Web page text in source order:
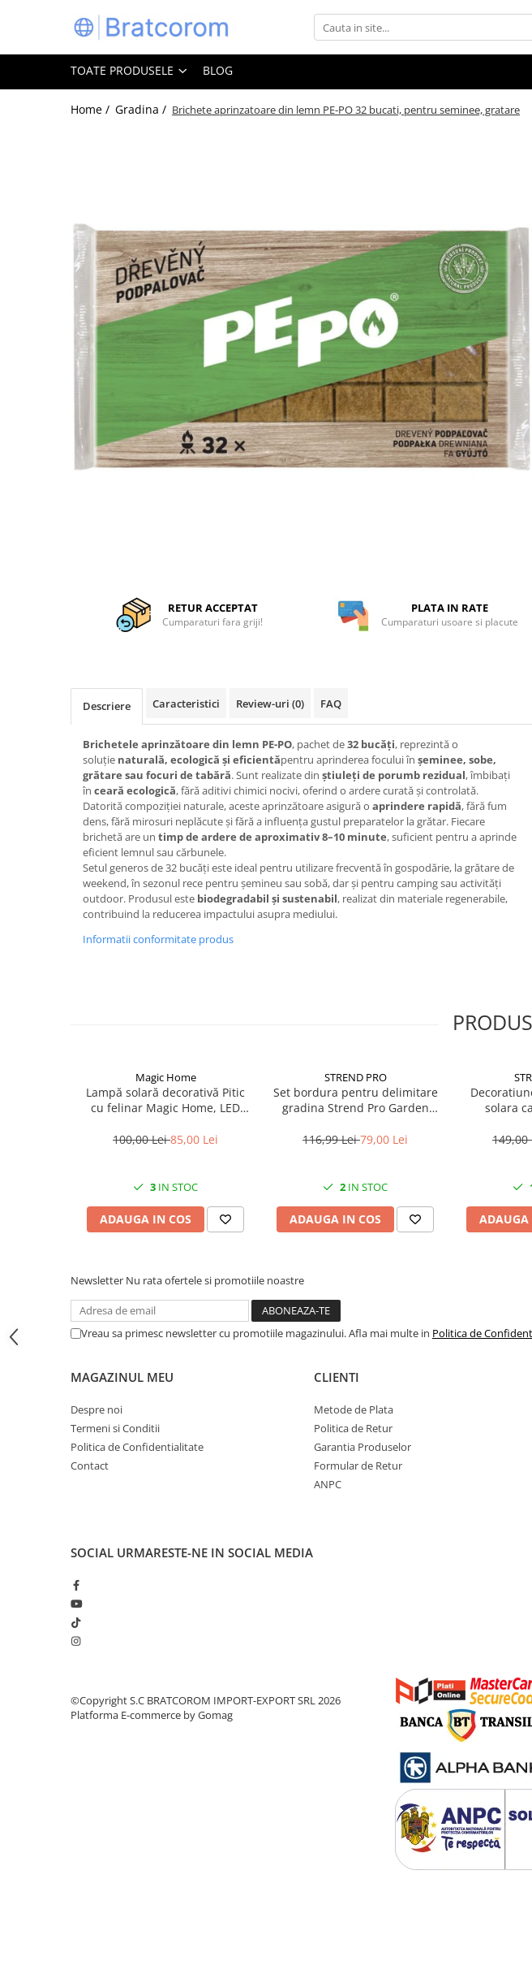
Toate Produsele
Articole animale
Adapatoare animale
Bucatarii de vara Tuozi
Articole ambalare
Articole bucatarie
Articole mobila
Articole organizare
Electronice si electrocasnice
Incalzire si racire
Accesorii polizare si slefuire
Materiale electrice
Sarma constructii
Scule, unelte si masini
Sfoara si franghii
Suruburi, dibluri si accesorii
Corpuri de iluminat
Aplice si plafoniere
Veioze si lampi
Accesorii decorative
Figurine si decoratiuni Craciun
Instalatii de Craciun
Suporturi lumanari
Cosuri de gunoi
Prosoape de hartie si servetele
Servetele umede
Solutii geamuri
Aparate pentru stropit gradina
Articole antidaunatori gradina
Aspersoare
Furtunuri gradinarit
Hamace si leagane
TOATE PRODUSELE BLOG
Home / Gradina / Brichete aprinzatoare din lemn PE-PO 32 bucati, pentru seminee, gratare
RETUR ACCEPTAT
Cumparaturi fara griji!
PLATA IN RATE
Cumparaturi usoare si placute
Descriere Caracteristici Review-uri (0) FAQ
Brichetele aprinzătoare din lemn PE-PO, pachet de32 bucăți, reprezintă o
soluție naturală, ecologică și eficientăpentru aprinderea focului în șeminee, sobe,
grătare sau focuri de tabără. Sunt realizate din știuleți de porumb rezidual, îmbibați
în ceară ecologică, fără aditivi chimici nocivi, oferind o ardere curată și controlată.
Datorită compoziției naturale, aceste aprinzătoare asigură o aprindere rapidă, fără fum
dens, fără mirosuri neplăcute și fără a influența gustul preparatelor la grătar. Fiecare
brichetă are un timp de ardere de aproximativ 8–10 minute, suficient pentru a aprinde
eficient lemnul sau cărbunele.
Setul generos de 32 bucăți este ideal pentru utilizare frecventă în gospodărie, la grătare de
weekend, în sezonul rece pentru șemineu sau sobă, dar și pentru camping sau activități
outdoor. Produsul este biodegradabil și sustenabil, realizat din materiale regenerabile,
contribuind la reducerea impactului asupra mediului.
Informatii conformitate produs
Magic Home
Lampă solară decorativă Pitic
cu felinar Magic Home, LED
grădină și curte
100,00 Lei85,00 Lei
3 IN STOC
ADAUGA IN COS
STREND PRO
Set bordura pentru delimitare
gradina Strend Pro Garden
m
116,99 Lei79,00 Lei
2 IN STOC
ADAUGA IN COS
solara
ADAUGA
Newsletter Nu rata ofertele si promotiile noastre
Vreau sa primesc newsletter cu promotiile magazinului. Afla mai multe in Politica de
MAGAZINUL MEU
Despre noi
Termeni si Conditii
Politica de Confidentialitate
Contact
CLIENTI
Metode de Plata
Politica de Retur
Garantia Produselor
Formular de Retur
ANPC
SOCIAL URMARESTE-NE IN SOCIAL MEDIA
©Copyright S.C BRATCOROM IMPORT-EXPORT SRL 2026
Platforma E-commerce by Gomag